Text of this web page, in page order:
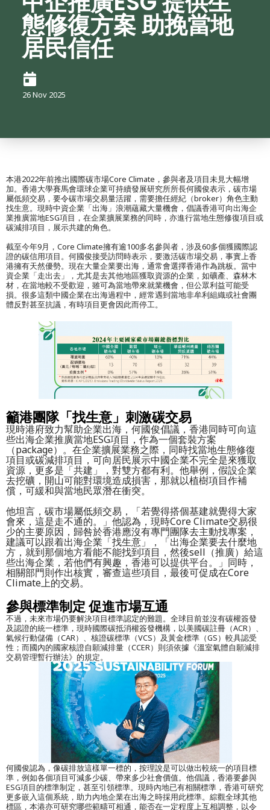
態修復方案 助挽當地
居民信任
26 Nov 2025
本港2022年前推出國際碳市場Core Climate，參與者及項目未見大幅增
加。香港大學賽馬會環球企業可持續發展研究所所長何國俊表示，碳市場
屬低頻交易，要令碳市場交易量活躍，需要擔任經紀（broker）角色主動
找生意。現時中資企業「出海」浪潮蘊藏大量機會，倡議香港可向出海企
業推廣當地ESG項目，在企業擴展業務的同時，亦進行當地生態修復項目或
碳減排項目，展示共建的角色。
截至今年9月，Core Climate擁有逾100多名參與者，涉及60多個獲國際認
證的碳信用項目。何國俊接受訪問時表示，要激活碳市場交易，事實上香
港擁有天然優勢。現在大量企業要出海，通常會選擇香港作為跳板。當中
資企業「走出去」，尤其是去其他地區獲取資源的企業，如礦產、森林木
材，在當地較不受歡迎，雖可為當地帶來就業機會，但公眾利益可能受
損。很多這類中國企業在出海過程中，經常遇到當地非牟利組織或社會團
體反對甚至抗議，有時項目更會因此而停工。
籲港團隊「找生意」刺激碳交易
現時港府致力幫助企業出海，何國俊倡議，香港同時可向這
些出海企業推廣當地ESG項目，作為一個套裝方案
（package）。在企業擴展業務之際，同時找當地生態修復
項目或碳減排項目，可向居民展示中國企業不完全是來獲取
資源，更多是「共建」，對雙方都有利。他舉例，假設企業
去挖礦，開山可能對環境造成損害，那就以植樹項目作補
償，可緩和與當地民眾潛在衝突。
他坦言，碳市場屬低頻交易，「若覺得搭個基建就覺得大家
會來，這是走不通的。」他認為，現時Core Climate交易很
少的主要原因，歸咎於香港應沒有專門團隊去主動找專案，
建議可以跟着出海企業「找生意」，「出海企業要去什麼地
方，就到那個地方看能不能找到項目，然後sell（推廣）給這
些出海企業，若他們有興趣，香港可以提供平台。」同時，
相關部門則作出核實，審查這些項目，最後可促成在Core
Climate上的交易。
參與標準制定 促進市場互通
不過，未來市場仍要解決項目標準認定的難題。全球目前並沒有碳權簽發
及認證的統一標準，現時國際碳抵消權簽發機構，以美國碳註冊（ACR）、
氣候行動儲備（CAR）、核證碳標準（VCS）及黃金標準（GS）較具認受
性；而國內的國家核證自願減排量（CCER）則須依據《溫室氣體自願減排
交易管理暫行辦法》的規定。
何國俊認為，像碳排放這樣單一標的，按理說是可以做出較統一的項目標
準，例如各個項目可減多少碳、帶來多少社會價值。他倡議，香港要參與
ESG項目的標準制定，甚至引領標準。現時內地已有相關標準，香港可研究
更多嵌入這個系統，助力內地企業在出海之時採用此標準。綜觀全球其他
標區，本港亦可研究哪些範疇可相通，能否在一定程度上互相調整，以令